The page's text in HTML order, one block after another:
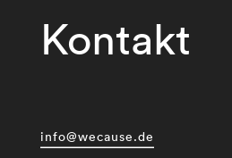
Kontakt
info@wecause.de